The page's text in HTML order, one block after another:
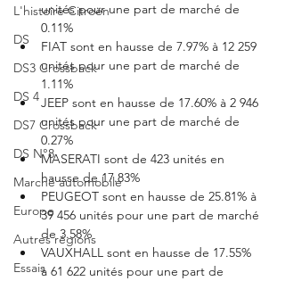
L'histoire Citroën
DS
DS3 Crossback
DS 4
DS7 Crossback
DS N°8
Marché automobile
Europe
Autres régions
Essais
unités pour une part de marché de
0.11%
FIAT sont en hausse de 7.97% à 12 259
unités pour une part de marché de
1.11%
JEEP sont en hausse de 17.60% à 2 946
unités pour une part de marché de
0.27%
MASERATI sont de 423 unités en
hausse de 17.83%
PEUGEOT sont en hausse de 25.81% à
39 456 unités pour une part de marché
de 3.58%
VAUXHALL sont en hausse de 17.55%
à 61 622 unités pour une part de